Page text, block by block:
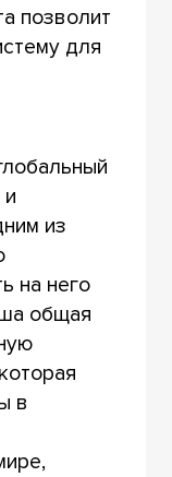
позволит
для
из
на него
общая
в